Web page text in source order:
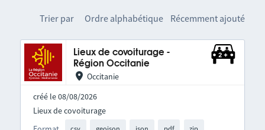
Trier par Ordre alphabétique Récemment ajouté
Lieux de covoiturage -
Région Occitanie
Occitanie
créé le 08/08/2026
Lieux de covoiturage